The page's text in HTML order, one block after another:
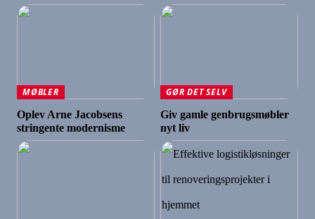
MØBLER
Oplev Arne Jacobsens
stringente modernisme
GØR DET SELV
Giv gamle genbrugsmøbler
nyt liv